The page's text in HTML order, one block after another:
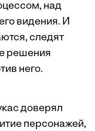
над
видения. И
следят
решения
него.
доверял
персонажей,